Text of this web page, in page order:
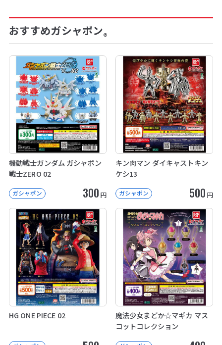
おすすめガシャポン®
機動戦士ガンダム ガシャポン
戦士ZERO 02
ガシャポン 300 円
キン肉マン ダイキャストキン
ケシ13
ガシャポン 500 円
HG ONE PIECE 02
魔法少女まどか☆マギカ マス
コットコレクション